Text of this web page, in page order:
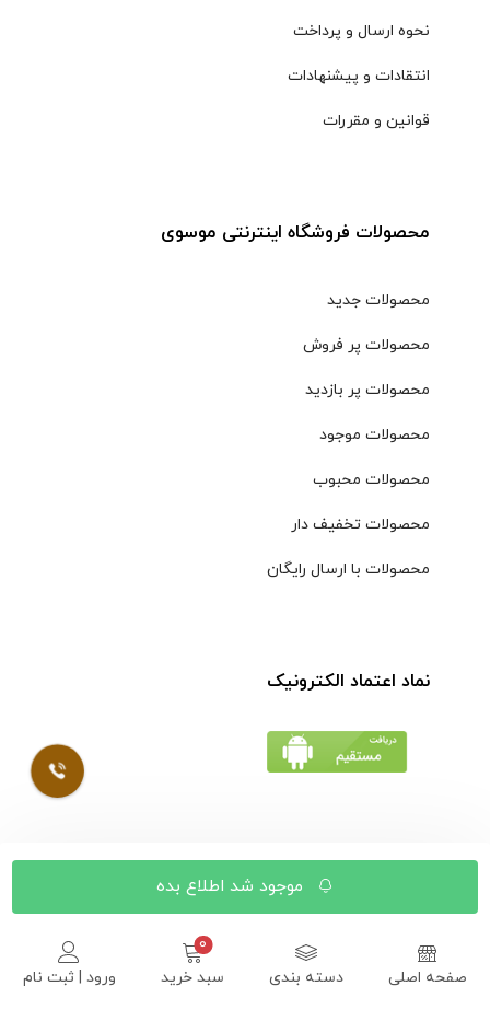
صفحه اصلی دسته بندی سبد خرید ورود | ثبت نام
نحوه ارسال و پرداخت
انتقادات و پیشنهادات
قوانین و مقررات
محصولات فروشگاه اینترنتی موسوی
محصولات جدید
محصولات پر فروش
محصولات پر بازدید
محصولات موجود
محصولات محبوب
محصولات تخفیف دار
محصولات با ارسال رایگان
نماد اعتماد الکترونیک
© کلیه حقوق مادی و معنوی محتویات سایت فروشگاه اینترنتی
موسوی محفوظ است |طراحی شده توسط ایلیاسیستم